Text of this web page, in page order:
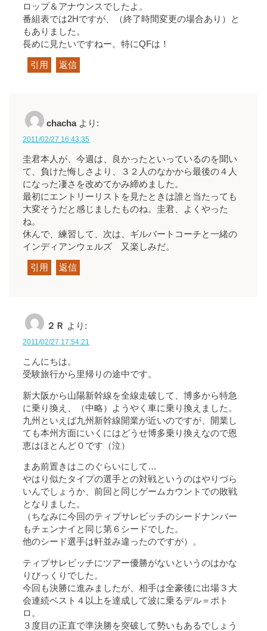
ロップ＆アナウンスでしたよ。
番組表では2Hですが、（終了時間変更の場合あり）と
もありました。
長めに見たいですねー。特にQFは！
引用 返信
chacha より:
2011/02/27 16:43:35
圭君本人が、今週は、良かったといっているのを聞い
て、負けた悔しさより、３２人のなかから最後の４人
になった凄さを改めてかみ締めました。
最初にエントリーリストを見たときは誰と当たっても
大変そうだと感じましたものね。圭君、よくやった
ね。
休んで、練習して、次は、ギルバートコーチと一緒の
インディアンウェルズ 又楽しみだ。
引用 返信
２Ｒ より:
2011/02/27 17:54:21
こんにちは。
受験旅行から里帰りの途中です。
新大阪から山陽新幹線を全線走破して、博多から特急
に乗り換え、（中略）ようやく車に乗り換えました。
九州といえば九州新幹線開業が近いのですが、開業し
ても本州方面にいくにはどうせ博多乗り換えなので恩
恵はほとんど０です（泣）
まあ前置きはこのぐらいにして…
やはり似たタイプの選手との対戦というのはやりづら
いんでしょうか、前回と同じゲームカウントでの敗戦
となりました。
（ちなみに今回のティプサレビッチのシードナンバー
もチェンナイと同じ第６シードでした。
他のシード選手は軒並み違ったのですが）。
ティプサレビッチにツアー優勝がないというのはかな
りびっくりでした。
今回も決勝に進みましたが、相手は全豪後に出場３大
会連続ベスト４以上を達成して波に乗るデル＝ポト
ロ。
３度目の正直で準決勝を突破して勢いもあるでしょう